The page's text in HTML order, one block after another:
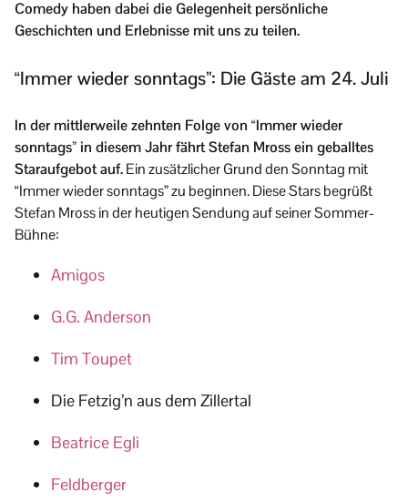
Comedy haben dabei die Gelegenheit persönliche
Geschichten und Erlebnisse mit uns zu teilen.
“Immer wieder sonntags”: Die Gäste am 24. Juli
In der mittlerweile zehnten Folge von “Immer wieder
sonntags” in diesem Jahr fährt Stefan Mross ein geballtes
Staraufgebot auf.Ein zusätzlicher Grund den Sonntag mit
“Immer wieder sonntags” zu beginnen. Diese Stars begrüßt
Stefan Mross in der heutigen Sendung auf seiner Sommer-
Bühne:
Amigos
G.G. Anderson
Tim Toupet
Die Fetzig’n aus dem Zillertal
Beatrice Egli
Feldberger